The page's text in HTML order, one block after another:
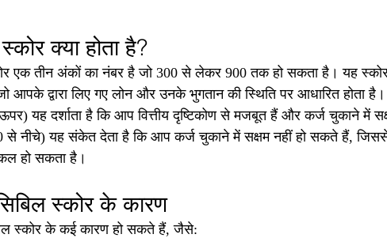
क्या होता है?
एक तीन अंकों का नंबर है जो 300 से लेकर 900 तक हो सकता है। यह
जो आपके द्वारा लिए गए लोन और उनके भुगतान की स्थिति पर आधारित होता
यह दर्शाता है कि आप वित्तीय दृष्टिकोण से मजबूत हैं और कर्ज चुकाने में
से नीचे) यह संकेत देता है कि आप कर्ज चुकाने में सक्षम नहीं हो सकते हैं, जिससे
हो सकता है।
स्कोर के कारण
स्कोर के कई कारण हो सकते हैं, जैसे: